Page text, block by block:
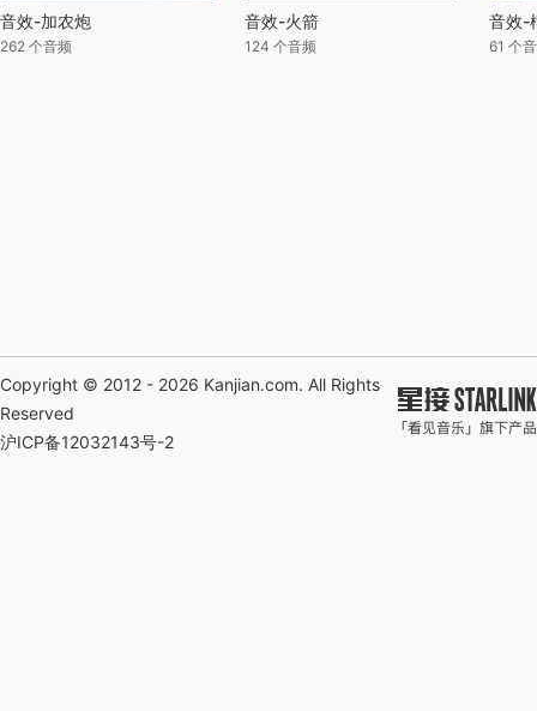
音效-加农炮
262 个音频
音效-火箭
124 个音频
音效-
61 个
Copyright © 2012 - 2026 Kanjian.com. All Rights
Reserved
沪ICP备12032143号-2